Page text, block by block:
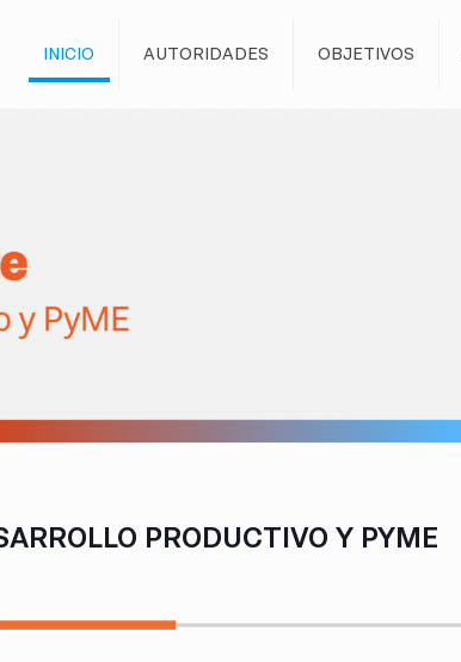
INICIO AUTORIDADES OBJETIVOS
PRODUCTIVO Y PYME